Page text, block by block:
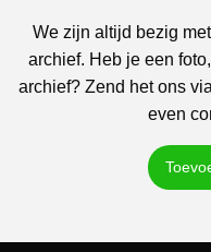
We zijn altijd bezig
archief. Heb je een
archief? Zend het ons
even